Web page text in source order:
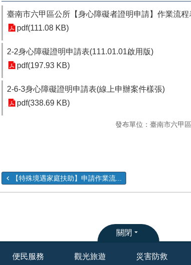
臺南市六甲區公所【身心障礙者證明申請】作業流程
pdf(111.08 KB)
2-2身心障礙證明申請表(111.01.01啟用版)
pdf(197.93 KB)
2-6-3身心障礙證明申請表(線上申辦案件樣張)
pdf(338.69 KB)
發布單位：臺南市六甲
【特殊境遇家庭扶助】申請作業流...
關閉
便民服務 觀光旅遊 災害防救